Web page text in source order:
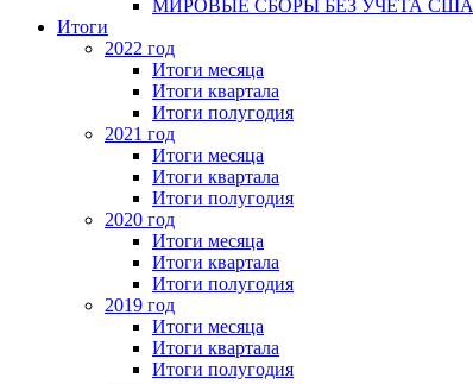
МИРОВЫЕ СБОРЫ БЕЗ УЧЕТА США
Итоги
2022 год
Итоги месяца
Итоги квартала
Итоги полугодия
2021 год
Итоги месяца
Итоги квартала
Итоги полугодия
2020 год
Итоги месяца
Итоги квартала
Итоги полугодия
2019 год
Итоги месяца
Итоги квартала
Итоги полугодия